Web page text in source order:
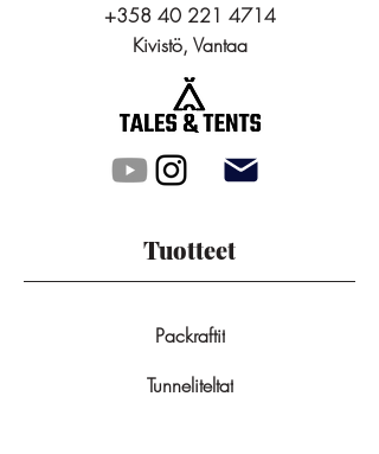
+358 40 221 4714
Kivistö, Vantaa
Tuotteet
Packraftit
Tunneliteltat